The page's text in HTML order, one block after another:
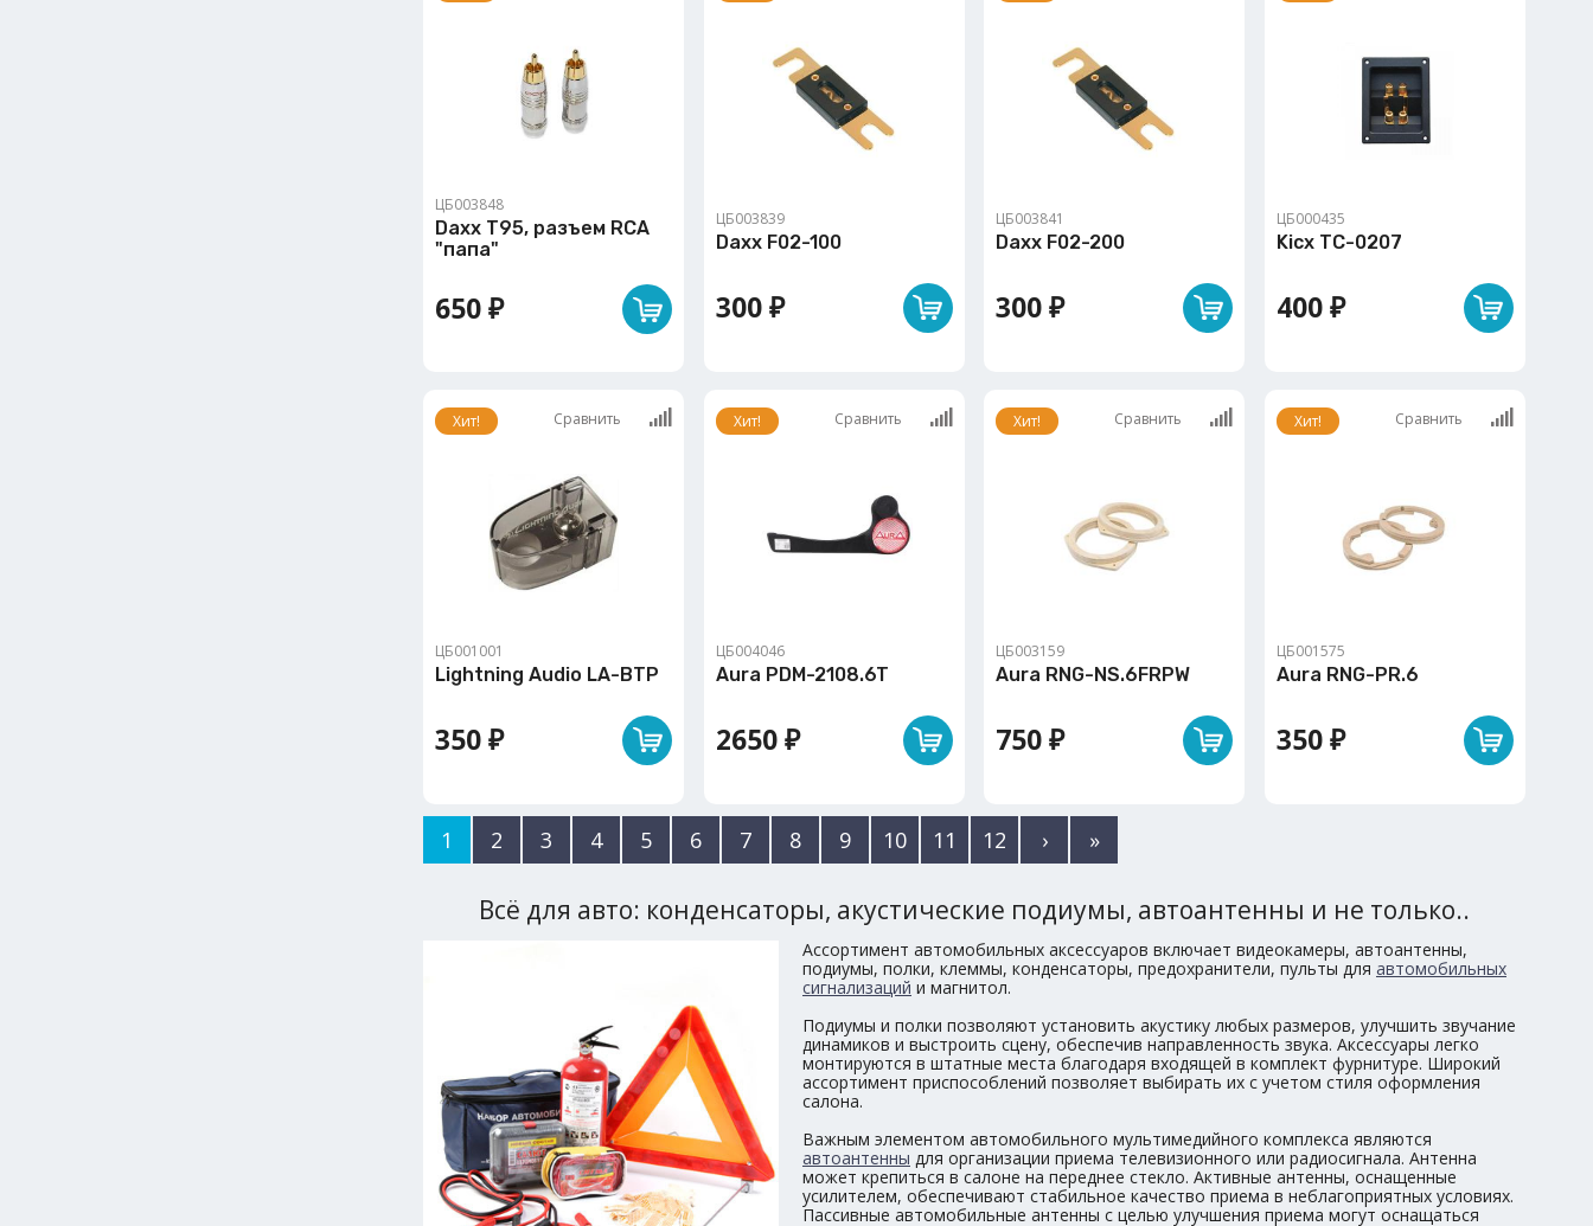
ЦБ003848
Daxx T95, разъем RCA
"папа"
650 ₽
ЦБ003839
Daxx F02-100
300 ₽
ЦБ003841
Daxx F02-200
300 ₽
ЦБ000435
Kicx TC-0207
400 ₽
Хит! Сравнить
ЦБ001001
Lightning Audio LA-BTP
350 ₽
Хит! Сравнить
ЦБ004046
Aura PDM-2108.6T
2650 ₽
Хит! Сравнить
ЦБ003159
Aura RNG-NS.6FRPW
750 ₽
Хит! Сравнить
ЦБ001575
Aura RNG-PR.6
350 ₽
1 2 3 4 5 6 7 8 9 10 11 12 › »
Всё для авто: конденсаторы, акустические подиумы, автоантенны и не только..
Ассортимент автомобильных аксессуаров включает видеокамеры, автоантенны,
подиумы, полки, клеммы, конденсаторы, предохранители, пульты для автомобильных
сигнализаций и магнитол.
Подиумы и полки позволяют установить акустику любых размеров, улучшить звучание
динамиков и выстроить сцену, обеспечив направленность звука. Аксессуары легко
монтируются в штатные места благодаря входящей в комплект фурнитуре. Широкий
ассортимент приспособлений позволяет выбирать их с учетом стиля оформления
салона.
Важным элементом автомобильного мультимедийного комплекса являются
автоантенны для организации приема телевизионного или радиосигнала. Антенна
может крепиться в салоне на переднее стекло. Активные антенны, оснащенные
усилителем, обеспечивают стабильное качество приема в неблагоприятных условиях.
Пассивные автомобильные антенны с целью улучшения приема могут оснащаться